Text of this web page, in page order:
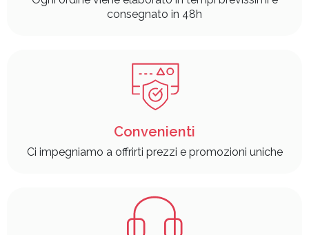
consegnato in 48h
Convenienti
Ci impegniamo a offrirti prezzi e promozioni uniche